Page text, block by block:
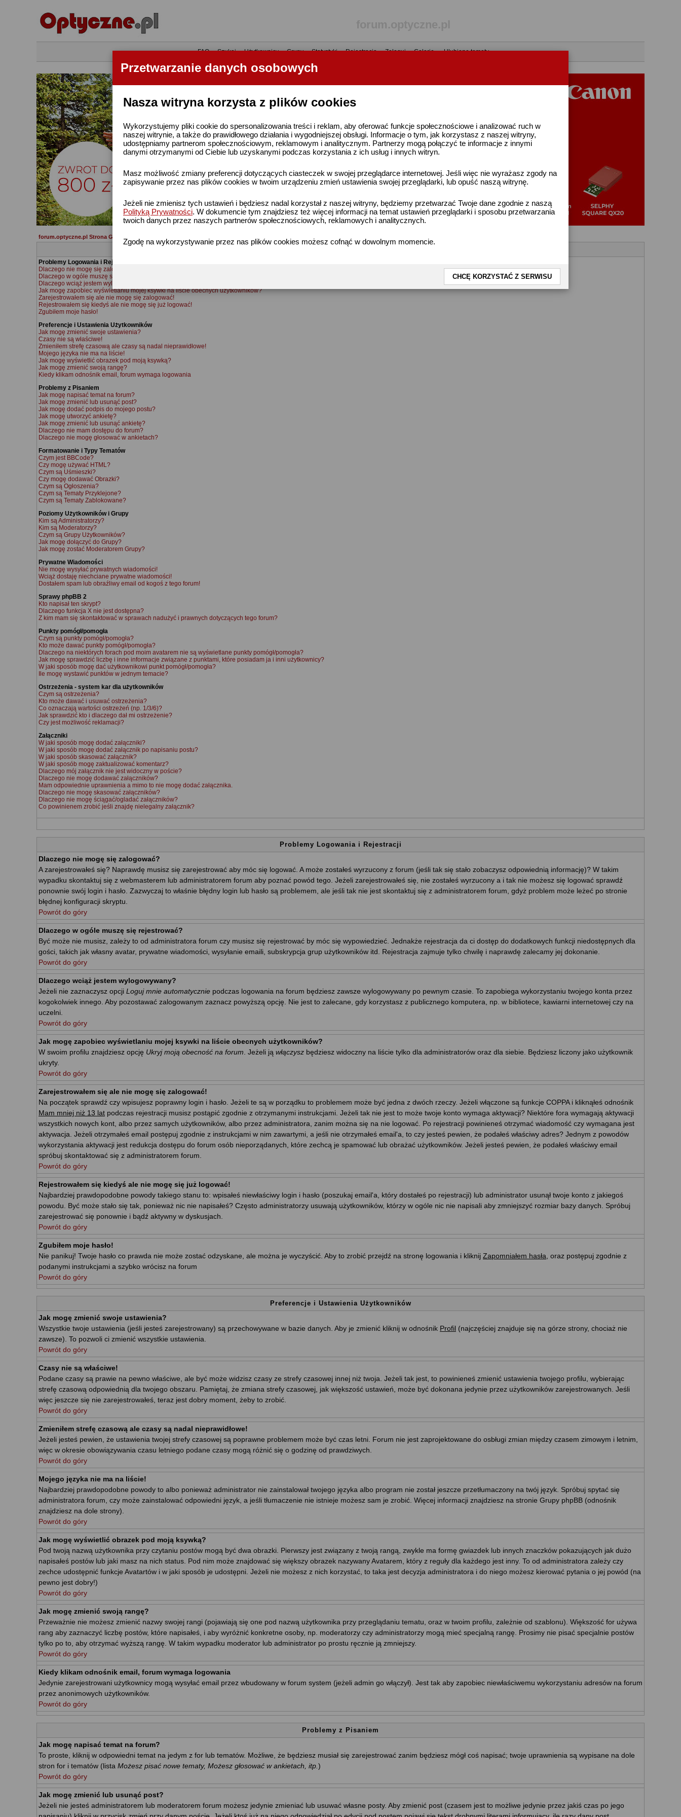
Przetwarzanie danych osobowych
Nasza witryna korzysta z plików cookies
Wykorzystujemy pliki cookie do spersonalizowania treści i reklam, aby oferować funkcje społecznościowe i analizować ruch w
naszej witrynie, a także do prawidłowego działania i wygodniejszej obsługi. Informacje o tym, jak korzystasz z naszej witryny,
udostępniamy partnerom społecznościowym, reklamowym i analitycznym. Partnerzy mogą połączyć te informacje z innymi
danymi otrzymanymi od Ciebie lub uzyskanymi podczas korzystania z ich usług i innych witryn.
Masz możliwość zmiany preferencji dotyczących ciasteczek w swojej przeglądarce internetowej. Jeśli więc nie wyrażasz zgody na
zapisywanie przez nas plików cookies w twoim urządzeniu zmień ustawienia swojej przeglądarki, lub opuść naszą witrynę.
Jeżeli nie zmienisz tych ustawień i będziesz nadal korzystał z naszej witryny, będziemy przetwarzać Twoje dane zgodnie z naszą
Polityką Prywatności. W dokumencie tym znajdziesz też więcej informacji na temat ustawień przeglądarki i sposobu przetwarzania
twoich danych przez naszych partnerów społecznościowych, reklamowych i analitycznych.
Zgodę na wykorzystywanie przez nas plików cookies możesz cofnąć w dowolnym momencie.
CHCĘ KORZYSTAĆ Z SERWISU
•FAQ•Szukaj•Użytkownicy•Grupy•Statystyki•Rejestracja•Zaloguj•Galerie• Ulubione tematy
forum.optyczne.pl Strona Główna
Problemy Logowania i Rejestracji
Dlaczego nie mogę się zalogować?
Dlaczego w ogóle muszę się rejestrować?
Dlaczego wciąż jestem wylogowywany?
Jak mogę zapobiec wyświetlaniu mojej ksywki na liście obecnych użytkowników?
Zarejestrowałem się ale nie mogę się zalogować!
Rejestrowałem się kiedyś ale nie mogę się już logować!
Zgubiłem moje hasło!
Preferencje i Ustawienia Użytkowników
Jak mogę zmienić swoje ustawienia?
Czasy nie są właściwe!
Zmieniłem strefę czasową ale czasy są nadal nieprawidłowe!
Mojego języka nie ma na liście!
Jak mogę wyświetlić obrazek pod moją ksywką?
Jak mogę zmienić swoją rangę?
Kiedy klikam odnośnik email, forum wymaga logowania
Problemy z Pisaniem
Jak mogę napisać temat na forum?
Jak mogę zmienić lub usunąć post?
Jak mogę dodać podpis do mojego postu?
Jak mogę utworzyć ankietę?
Jak mogę zmienić lub usunąć ankietę?
Dlaczego nie mam dostępu do forum?
Dlaczego nie mogę głosować w ankietach?
Formatowanie i Typy Tematów
Czym jest BBCode?
Czy mogę używać HTML?
Czym są Uśmieszki?
Czy mogę dodawać Obrazki?
Czym są Ogłoszenia?
Czym są Tematy Przyklejone?
Czym są Tematy Zablokowane?
Poziomy Użytkowników i Grupy
Kim są Administratorzy?
Kim są Moderatorzy?
Czym są Grupy Użytkowników?
Jak mogę dołączyć do Grupy?
Jak mogę zostać Moderatorem Grupy?
Prywatne Wiadomości
Nie mogę wysyłać prywatnych wiadomości!
Wciąż dostaję niechciane prywatne wiadomości!
Dostałem spam lub obraźliwy email od kogoś z tego forum!
Sprawy phpBB 2
Kto napisał ten skrypt?
Dlaczego funkcja X nie jest dostępna?
Z kim mam się skontaktować w sprawach nadużyć i prawnych dotyczących tego forum?
Punkty pomógł/pomogła
Czym są punkty pomógł/pomogła?
Kto może dawać punkty pomógł/pomogła?
Dlaczego na niektórych forach pod moim avatarem nie są wyświetlane punkty pomógł/pomogła?
Jak mogę sprawdzić liczbę i inne informacje związane z punktami, które posiadam ja i inni użytkownicy?
W jaki sposób mogę dać użytkownikowi punkt pomógł/pomogła?
Ile mogę wystawić punktów w jednym temacie?
Ostrzeżenia - system kar dla użytkowników
Czym są ostrzeżenia?
Kto może dawać i usuwać ostrzeżenia?
Co oznaczają wartości ostrzeżeń (np. 1/3/6)?
Jak sprawdzić kto i dlaczego dał mi ostrzeżenie?
Czy jest możliwość reklamacji?
Załączniki
W jaki sposób mogę dodać załączniki?
W jaki sposób mogę dodać załącznik po napisaniu postu?
W jaki sposób skasować załącznik?
W jaki sposób mogę zaktualizować komentarz?
Dlaczego mój załącznik nie jest widoczny w poście?
Dlaczego nie mogę dodawać załączników?
Mam odpowiednie uprawnienia a mimo to nie mogę dodać załącznika.
Dlaczego nie mogę skasować załączników?
Dlaczego nie mogę ściągać/ogladać załączników?
Co powinienem zrobić jeśli znajdę nielegalny załącznik?
Problemy Logowania i Rejestracji
Dlaczego nie mogę się zalogować?
A zarejestrowałeś się? Naprawdę musisz się zarejestrować aby móc się logować. A może zostałeś wyrzucony z forum (jeśli tak się stało zobaczysz odpowiednią informację)? W takim
wypadku skontaktuj się z webmasterem lub administratorem forum aby poznać powód tego. Jeżeli zarejestrowałeś się, nie zostałeś wyrzucony a i tak nie możesz się logować sprawdź
ponownie swój login i hasło. Zazwyczaj to właśnie błędny login lub hasło są problemem, ale jeśli tak nie jest skontaktuj się z administratorem forum, gdyż problem może leżeć po stronie
błędnej konfiguracji skryptu.
Powrót do góry
Dlaczego w ogóle muszę się rejestrować?
Być może nie musisz, zależy to od administratora forum czy musisz się rejestrować by móc się wypowiedzieć. Jednakże rejestracja da ci dostęp do dodatkowych funkcji niedostępnych dla
gości, takich jak własny avatar, prywatne wiadomości, wysyłanie emaili, subskrypcja grup użytkowników itd. Rejestracja zajmuje tylko chwilę i naprawdę zalecamy jej dokonanie.
Powrót do góry
Dlaczego wciąż jestem wylogowywany?
Jeżeli nie zaznaczysz opcji Loguj mnie automatycznie podczas logowania na forum będziesz zawsze wylogowywany po pewnym czasie. To zapobiega wykorzystaniu twojego konta przez
kogokolwiek innego. Aby pozostawać zalogowanym zaznacz powyższą opcję. Nie jest to zalecane, gdy korzystasz z publicznego komputera, np. w bibliotece, kawiarni internetowej czy na
uczelni.
Powrót do góry
Jak mogę zapobiec wyświetlaniu mojej ksywki na liście obecnych użytkowników?
W swoim profilu znajdziesz opcję Ukryj moją obecność na forum . Jeżeli ją włączysz będziesz widoczny na liście tylko dla administratorów oraz dla siebie. Będziesz liczony jako użytkownik
ukryty.
Powrót do góry
Zarejestrowałem się ale nie mogę się zalogować!
Na początek sprawdź czy wpisujesz poprawny login i hasło. Jeżeli te są w porządku to problemem może być jedna z dwóch rzeczy. Jeżeli włączone są funkcje COPPA i kliknąłeś odnośnik
Mam mniej niż 13 lat podczas rejestracji musisz postąpić zgodnie z otrzymanymi instrukcjami. Jeżeli tak nie jest to może twoje konto wymaga aktywacji? Niektóre fora wymagają aktywacji
wszystkich nowych kont, albo przez samych użytkowników, albo przez administratora, zanim można się na nie logować. Po rejestracji powinieneś otrzymać wiadomość czy wymagana jest
aktywacja. Jeżeli otrzymałeś email postępuj zgodnie z instrukcjami w nim zawartymi, a jeśli nie otrzymałeś email'a, to czy jesteś pewien, że podałeś właściwy adres? Jednym z powodów
wykorzystania aktywacji jest redukcja dostępu do forum osób nieporządanych, które zechcą je spamować lub obrażać użytkowników. Jeżeli jesteś pewien, że podałeś właściwy email
spróbuj skontaktować się z administratorem forum.
Powrót do góry
Rejestrowałem się kiedyś ale nie mogę się już logować!
Najbardziej prawdopodobne powody takiego stanu to: wpisałeś niewłaściwy login i hasło (poszukaj email'a, który dostałeś po rejestracji) lub administrator usunął twoje konto z jakiegoś
powodu. Być może stało się tak, ponieważ nic nie napisałeś? Często administratorzy usuwają użytkowników, którzy w ogóle nic nie napisali aby zmniejszyć rozmiar bazy danych. Spróbuj
zarejestrować się ponownie i bądź aktywny w dyskusjach.
Powrót do góry
Zgubiłem moje hasło!
Nie panikuj! Twoje hasło co prawda nie może zostać odzyskane, ale można je wyczyścić. Aby to zrobić przejdź na stronę logowania i kliknij Zapomniałem hasła , oraz postępuj zgodnie z
podanymi instrukcjami a szybko wrócisz na forum
Powrót do góry
Preferencje i Ustawienia Użytkowników
Jak mogę zmienić swoje ustawienia?
Wszystkie twoje ustawienia (jeśli jesteś zarejestrowany) są przechowywane w bazie danych. Aby je zmienić kliknij w odnośnik Profil (najczęściej znajduje się na górze strony, chociaż nie
zawsze). To pozwoli ci zmienić wszystkie ustawienia.
Powrót do góry
Czasy nie są właściwe!
Podane czasy są prawie na pewno właściwe, ale być może widzisz czasy ze strefy czasowej innej niż twoja. Jeżeli tak jest, to powinieneś zmienić ustawienia twojego profilu, wybierając
strefę czasową odpowiednią dla twojego obszaru. Pamiętaj, że zmiana strefy czasowej, jak większość ustawień, może być dokonana jedynie przez użytkowników zarejestrowanych. Jeśli
więc jeszcze się nie zarejestrowałeś, teraz jest dobry moment, żeby to zrobić.
Powrót do góry
Zmieniłem strefę czasową ale czasy są nadal nieprawidłowe!
Jeżeli jesteś pewien, że ustawienia twojej strefy czasowej są poprawne problemem może być czas letni. Forum nie jest zaprojektowane do osbługi zmian między czasem zimowym i letnim,
więc w okresie obowiązywania czasu letniego podane czasy mogą różnić się o godzinę od prawdziwych.
Powrót do góry
Mojego języka nie ma na liście!
Najbardziej prawdopodobne powody to albo ponieważ administrator nie zainstalował twojego języka albo program nie został jeszcze przetłumaczony na twój język. Spróbuj spytać się
administratora forum, czy może zainstalować odpowiedni język, a jeśli tłumaczenie nie istnieje możesz sam je zrobić. Więcej informacji znajdziesz na stronie Grupy phpBB (odnośnik
znajdziesz na dole strony).
Powrót do góry
Jak mogę wyświetlić obrazek pod moją ksywką?
Pod twoją nazwą użytkownika przy czytaniu postów mogą być dwa obrazki. Pierwszy jest związany z twoją rangą, zwykle ma formę gwiazdek lub innych znaczków pokazujących jak dużo
napisałeś postów lub jaki masz na nich status. Pod nim może znajdować się większy obrazek nazywany Avatarem, który z reguły dla każdego jest inny. To od administratora zależy czy
zechce udostępnić funkcje Avatartów i w jaki sposób je udostępni. Jeżeli nie możesz z nich korzystać, to taka jest decyzja administratora i do niego możesz kierować pytania o jej powód (na
pewno jest dobry!)
Powrót do góry
Jak mogę zmienić swoją rangę?
Przeważnie nie możesz zmienić nazwy swojej rangi (pojawiają się one pod nazwą użytkownika przy przeglądaniu tematu, oraz w twoim profilu, zależnie od szablonu). Większość for używa
rang aby zaznaczyć liczbę postów, które napisałeś, i aby wyróżnić konkretne osoby, np. moderatorzy czy administratorzy mogą mieć specjalną rangę. Prosimy nie pisać specjalnie postów
tylko po to, aby otrzymać wyższą rangę. W takim wypadku moderator lub administrator po prostu ręcznie ją zmniejszy.
Powrót do góry
Kiedy klikam odnośnik email, forum wymaga logowania
Jedynie zarejestrowani użytkownicy mogą wysyłać email przez wbudowany w forum system (jeżeli admin go włączył). Jest tak aby zapobiec niewłaściwemu wykorzystaniu adresów na forum
przez anonimowych użytkowników.
Powrót do góry
Problemy z Pisaniem
Jak mogę napisać temat na forum?
To proste, kliknij w odpowiedni temat na jedym z for lub tematów. Możliwe, że będziesz musiał się zarejestrować zanim będziesz mógł coś napisać; twoje uprawnienia są wypisane na dole
stron for i tematów (lista Możesz pisać nowe tematy, Możesz głosować w ankietach, itp. )
Powrót do góry
Jak mogę zmienić lub usunąć post?
Jeżeli nie jesteś administratorem lub moderatorem forum możesz jedynie zmieniać lub usuwać własne posty. Aby zmienić post (czasem jest to możliwe jedynie przez jakiś czas po jego